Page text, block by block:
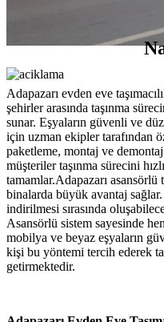
Adapazarı evden eve
şehirler arasında taşınma
sunar. Eşyaların güvenli ve
için uzman ekipler tarafından
paketleme, montaj ve
müşteriler taşınma sürecini
tamamlar.Adapazarı asansörlü
binalarda büyük avantaj
indirilmesi sırasında
Asansörlü sistem sayesinde
mobilya ve beyaz eşyaların
kişi bu yöntemi tercih ederek
getirmektedir.